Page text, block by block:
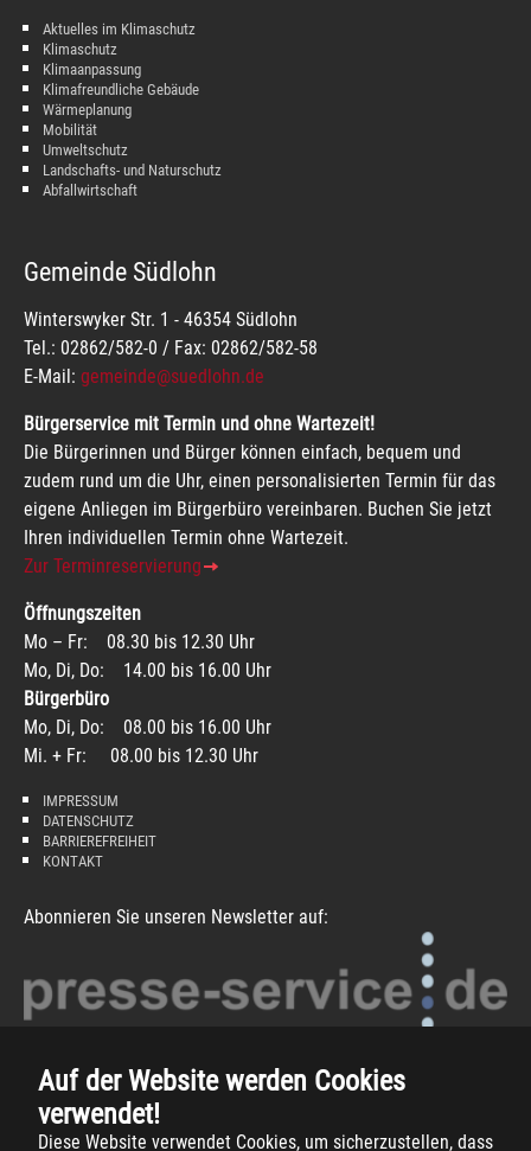
Auf der Website werden Cookies
verwendet!
Diese Website verwendet Cookies, um sicherzustellen, dass
Aktuelles im Klimaschutz
Klimaschutz
Klimaanpassung
Klimafreundliche Gebäude
Wärmeplanung
Mobilität
Umweltschutz
Landschafts- und Naturschutz
Abfallwirtschaft
Gemeinde Südlohn
Winterswyker Str. 1 - 46354 Südlohn
Tel.: 02862/582-0 / Fax: 02862/582-58
E-Mail: gemeinde@suedlohn.de
Bürgerservice mit Termin und ohne Wartezeit!
Die Bürgerinnen und Bürger können einfach, bequem und
zudem rund um die Uhr, einen personalisierten Termin für das
eigene Anliegen im Bürgerbüro vereinbaren. Buchen Sie jetzt
Ihren individuellen Termin ohne Wartezeit.
Zur Terminreservierung
Öffnungszeiten
Mo – Fr: 08.30 bis 12.30 Uhr
Mo, Di, Do: 14.00 bis 16.00 Uhr
Bürgerbüro
Mo, Di, Do: 08.00 bis 16.00 Uhr
Mi. + Fr: 08.00 bis 12.30 Uhr
IMPRESSUM
DATENSCHUTZ
BARRIEREFREIHEIT
KONTAKT
Abonnieren Sie unseren Newsletter auf: